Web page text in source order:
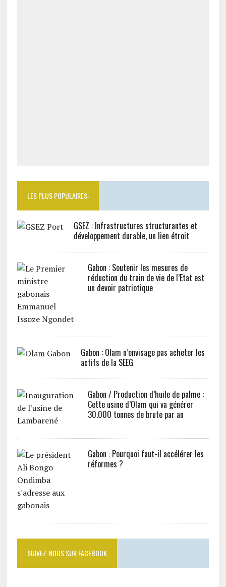
LES PLUS POPULAIRES:
GSEZ : Infrastructures structurantes et
développement durable, un lien étroit
Gabon : Soutenir les mesures de
réduction du train de vie de l’Etat est
un devoir patriotique
Gabon : Olam n’envisage pas acheter les
actifs de la SEEG
Gabon / Production d’huile de palme :
Cette usine d’Olam qui va générer
30.000 tonnes de brute par an
Gabon : Pourquoi faut-il accélérer les
réformes ?
SUIVEZ-NOUS SUR FACEBOOK